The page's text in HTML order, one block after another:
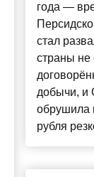
года —
стал
страны не
добычи, и
обрушила
рубля